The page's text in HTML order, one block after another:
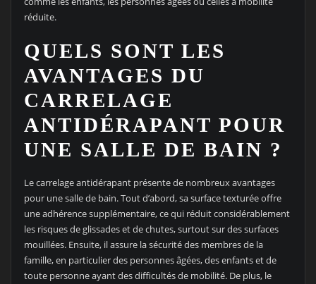
réduite.
QUELS SONT LES
AVANTAGES DU
CARRELAGE
ANTIDÉRAPANT POUR
UNE SALLE DE BAIN ?
Le carrelage antidérapant présente de nombreux avantages
pour une salle de bain. Tout d’abord, sa surface texturée offre
une adhérence supplémentaire, ce qui réduit considérablement
les risques de glissades et de chutes, surtout sur des surfaces
mouillées. Ensuite, il assure la sécurité des membres de la
famille, en particulier des personnes âgées, des enfants et de
toute personne ayant des difficultés de mobilité. De plus, le